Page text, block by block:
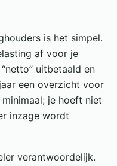
is het simpel.
af voor je
uitbetaald en
een overzicht voor
je hoeft niet
inzage wordt
verantwoordelijk.